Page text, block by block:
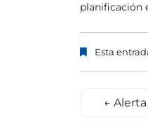
planificación
Esta
← Alerta